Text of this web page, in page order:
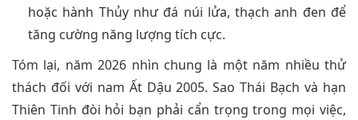
hoặc hành Thủy như đá núi lửa, thạch anh đen để
tăng cường năng lượng tích cực.
Tóm lại, năm 2026 nhìn chung là một năm nhiều thử
thách đối với nam Ất Dậu 2005. Sao Thái Bạch và hạn
Thiên Tinh đòi hỏi bạn phải cẩn trọng trong mọi việc,